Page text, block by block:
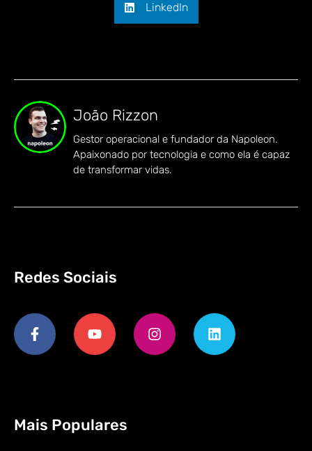
LinkedIn
João Rizzon
Gestor operacional e fundador da Napoleon.
Apaixonado por tecnologia e como ela é capaz
de transformar vidas.
Redes Sociais
Mais Populares